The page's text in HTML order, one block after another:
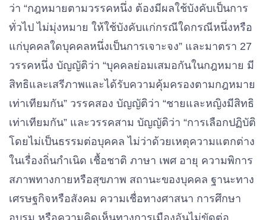
ว่า “กฎหมายตามวรรคหนึ่ง ต้องมีผลใช้บังคับเป็นการ
ทั่วไป ไม่มุ่งหมาย ให้ใช้บังคับแก่กรณีใดกรณีหนึ่งหรือ
แก่บุคคลใดบุคคลหนึ่งเป็นการเจาะจง” และมาตรา 27
วรรคหนึ่ง บัญญัติว่า “บุคคลย่อมเสมอกันในกฎหมาย มี
สิทธิและเสรีภาพและได้รับความคุ้มครองตามกฎหมาย
เท่าเทียมกัน” วรรคสอง บัญญัติว่า “ชายและหญิงมีสิทธิ
เท่าเทียมกัน” และวรรคสาม บัญญัติว่า “การเลือกปฏิบัติ
โดยไม่เป็นธรรมต่อบุคคล ไม่ว่าด้วยเหตุความแตกต่าง
ในเรื่องถิ่นกําเนิด เชื้อชาติ ภาษา เพศ อายุ ความพิการ
สภาพทางกายหรือสุขภาพ สถานะของบุคคล ฐานะทาง
เศรษฐกิจหรือสังคม ความเชื่อทางศาสนา การศึกษา
อบรม หรือความคิดเห็นทางการเมืองอันไม่ขัดต่อ